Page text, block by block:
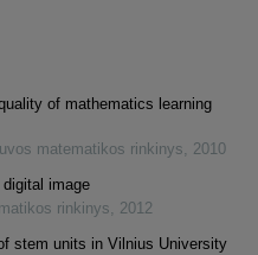
of mathematics learning
matematikos rinkinys, 2010
image
rinkinys, 2012
stem units in Vilnius University